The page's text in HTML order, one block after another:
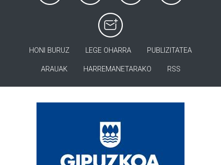
HONI BURUZ LEGE OHARRA PUBLIZITATEA
ARAUAK HARREMANETARAKO RSS